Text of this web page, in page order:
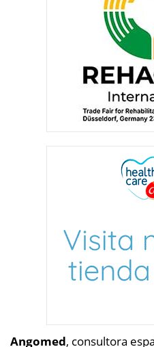
Angomed, consultora